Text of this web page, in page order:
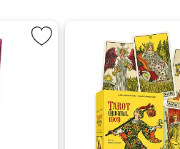
(på Svenska) som favorit
Markera